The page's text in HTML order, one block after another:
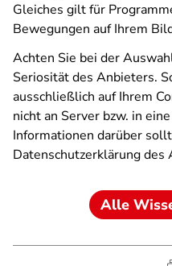
Gleiches gilt für
Bewegungen auf Ihrem
Achten Sie bei der
Seriosität des Anbieters.
ausschließlich auf Ihrem
nicht an Server bzw. in
Informationen darüber
Datenschutzerklärung des
Alle